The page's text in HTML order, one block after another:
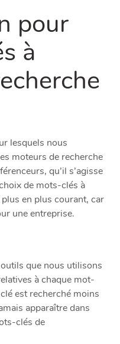
pour
à
lesquels nous
moteurs de recherche
qu’il s’agisse
de mots-clés à
en plus courant, car
une entreprise.
que nous utilisons
à chaque mot-
est recherché moins
apparaître dans
clés de